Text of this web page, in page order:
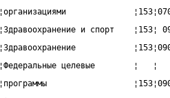
¦организациями
¦Здравоохранение и спорт
¦Здравоохранение
¦Федеральные целевые
¦программы